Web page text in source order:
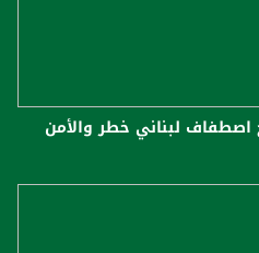
اصطفاف لبناني خطر والأمن